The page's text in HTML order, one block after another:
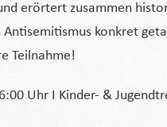
erörtert zusammen
konkret
Teilnahme!
Uhr I Kinder- &